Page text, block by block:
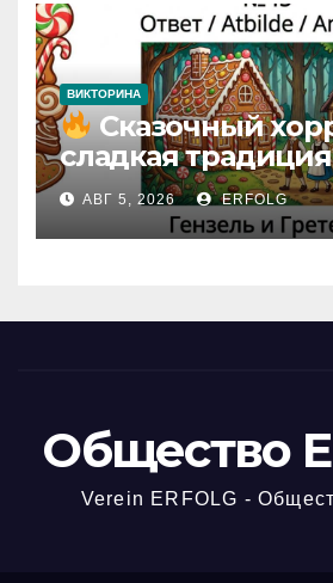
ВИКТОРИНА
Сказочный
сладкая
Открываем
вчерашней
АВГ 5, 2026 ERFOLG
Общество
Verein ERFOLG -